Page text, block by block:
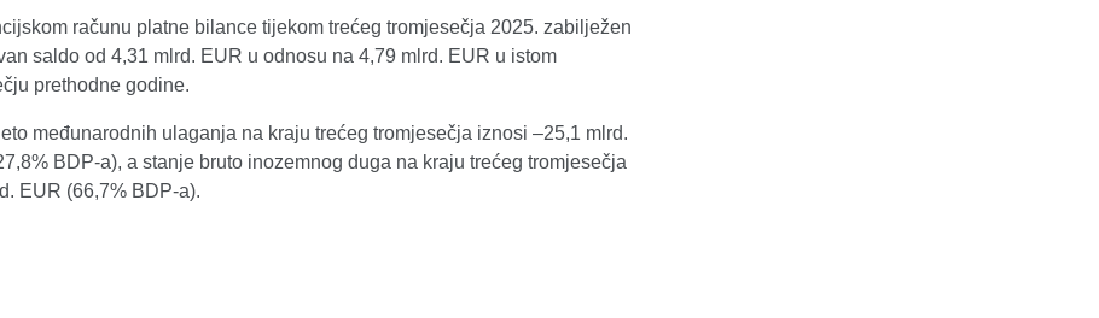
računu platne bilance tijekom trećeg tromjesečja 2025. zabilježen
saldo od 4,31 mlrd. EUR u odnosu na 4,79 mlrd. EUR u istom
prethodne godine.
međunarodnih ulaganja na kraju trećeg tromjesečja iznosi –25,1 mlrd.
BDP-a), a stanje bruto inozemnog duga na kraju trećeg tromjesečja
EUR (66,7% BDP-a).